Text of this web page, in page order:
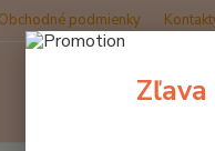
Obchodné podmienky